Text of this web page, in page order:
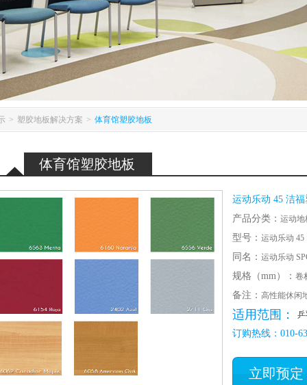
> 塑胶地板解决方案 > 体育馆塑胶地板
体育馆塑胶地板
运动乐动 45 洁
产品分类： 运动地
型号： 运动乐动 45
同名： 运动乐动
规格（mm）： 卷
备注： 高性能休闲
适用范围：
订购热线：010-
立即预定